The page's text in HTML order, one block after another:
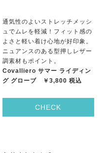
通気性のよいストレッチメッシ
ュでムレを軽減！フィット感の
よさと軽い着け心地が好印象。
ニュアンスのある型押しレザー
調素材もポイント。
Covalliero サマー ライディン
グ グローブ ￥3,800 税込
CHECK